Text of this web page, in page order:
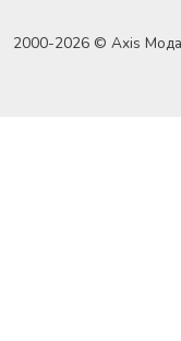
2000-2026 © Axis